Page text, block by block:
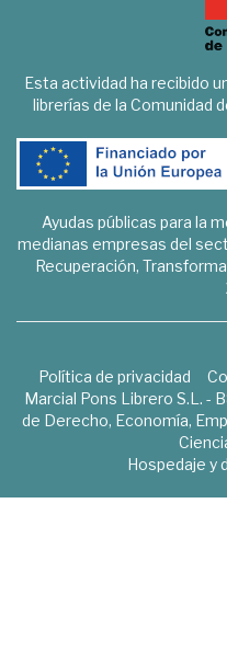
Esta actividad ha recibido
librerías de la Comunidad
Ayudas públicas para la
medianas empresas del
Recuperación,
Política de privacidad
Marcial Pons Librero S.L. -
de Derecho, Economía,
Hospedaje y